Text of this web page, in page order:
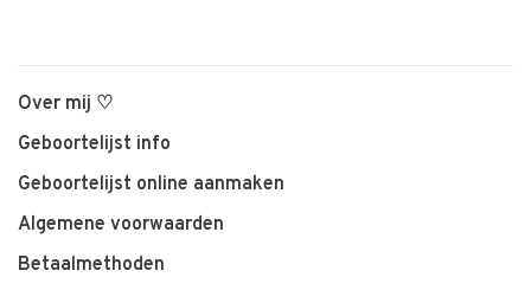
Over mij ♡
Geboortelijst info
Geboortelijst online aanmaken
Algemene voorwaarden
Betaalmethoden